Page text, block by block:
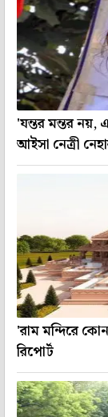
'যন্তর মন্তর নয়,
আইসা নেত্রী
'রাম মন্দিরে
রিপোর্ট